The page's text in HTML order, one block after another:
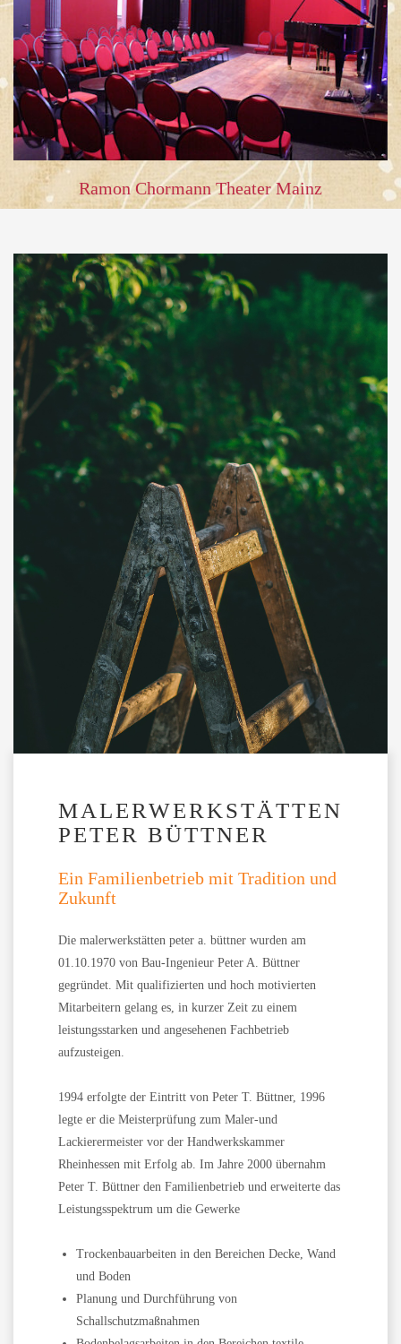
Ramon Chormann Theater Mainz
MALERWERKSTÄTTEN
PETER BÜTTNER
Ein Familienbetrieb mit Tradition und
Zukunft
Die malerwerkstätten peter a. büttner wurden am
01.10.1970 von Bau-Ingenieur Peter A. Büttner
gegründet. Mit qualifizierten und hoch motivierten
Mitarbeitern gelang es, in kurzer Zeit zu einem
leistungsstarken und angesehenen Fachbetrieb
aufzusteigen.
1994 erfolgte der Eintritt von Peter T. Büttner, 1996
legte er die Meisterprüfung zum Maler-und
Lackierermeister vor der Handwerkskammer
Rheinhessen mit Erfolg ab. Im Jahre 2000 übernahm
Peter T. Büttner den Familienbetrieb und erweiterte das
Leistungsspektrum um die Gewerke
Trockenbauarbeiten in den Bereichen Decke, Wand
und Boden
Planung und Durchführung von
Schallschutzmaßnahmen